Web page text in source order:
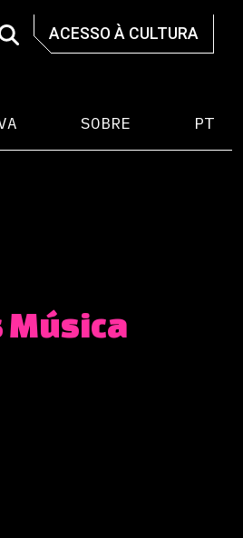
ACESSO À CULTURA
SOBRE PT
Música